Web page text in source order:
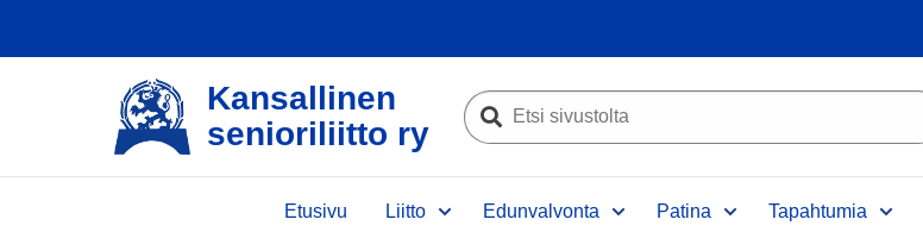
Kansallinen
senioriliitto ry
Etsi
sivustolta
Etusivu Liitto Edunvalvonta Patina Tapahtumia